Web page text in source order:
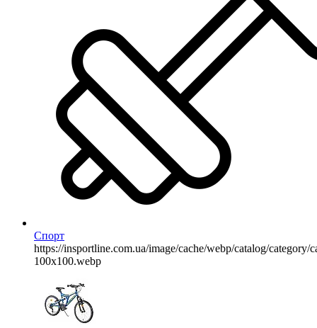
Спорт
https://insportline.com.ua/image/cache/webp/catalog/category/
100x100.webp